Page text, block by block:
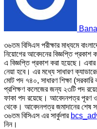
৩৬তম বিসিএস পরীক্ষার মাধ্যমে
নিয়োগের আবেদনের বিজ্ঞপ্তি প্রকাশ
এ বিজ্ঞপ্তি প্রকাশ করা হয়েছে।
নেয়া হবে। এর মধ্যে সাধারণ
মোট পদ ৭৪০, সাধারণ শিক্ষা
প্রশিক্ষণ কলেজের জন্য ২৩টি পদ
ফাকা পদ রয়েছে। আবেদনপত্র পূরণ
থেকে। আবেদনপত্র জমাদানের শেষ
৩৬তম বিসিএস এর সার্কুলার
নিন।